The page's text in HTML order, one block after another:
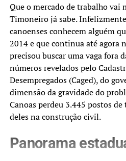
Que o mercado de trabalho vai
Timoneiro já sabe.
canoenses conhecem alguém
2014 e que continua até agora
precisou buscar uma vaga fora
números revelados pelo
Desempregados (Caged), do
dimensão da gravidade do
Canoas perdeu 3.445 postos
deles na construção civil.
Panorama